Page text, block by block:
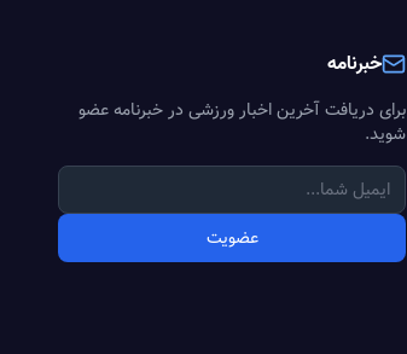
خبرنامه
برای دریافت آخرین اخبار ورزشی در خبرنامه عضو
شوید.
عضویت